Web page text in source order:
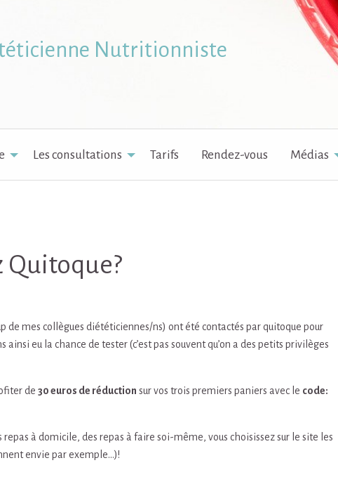
Nutritionniste
Les consultations Tarifs Rendez-vous Médias
Quitoque?
de mes collègues diététiciennes/ns) ont été contactés par quitoque pour
eu la chance de tester (c’est pas souvent qu’on a des petits privilèges
de 30 euros de réduction sur vos trois premiers paniers avec le code:
à domicile, des repas à faire soi-même, vous choisissez sur le site les
envie par exemple…)!